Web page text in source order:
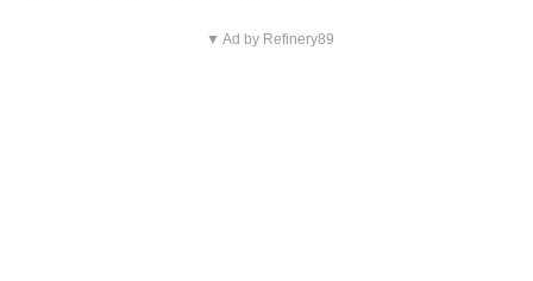
▼ Ad by Refinery89